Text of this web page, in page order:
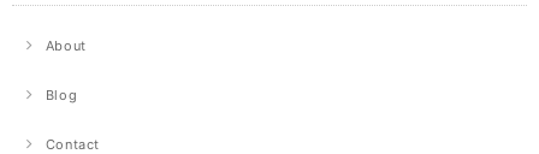
About
Blog
Contact